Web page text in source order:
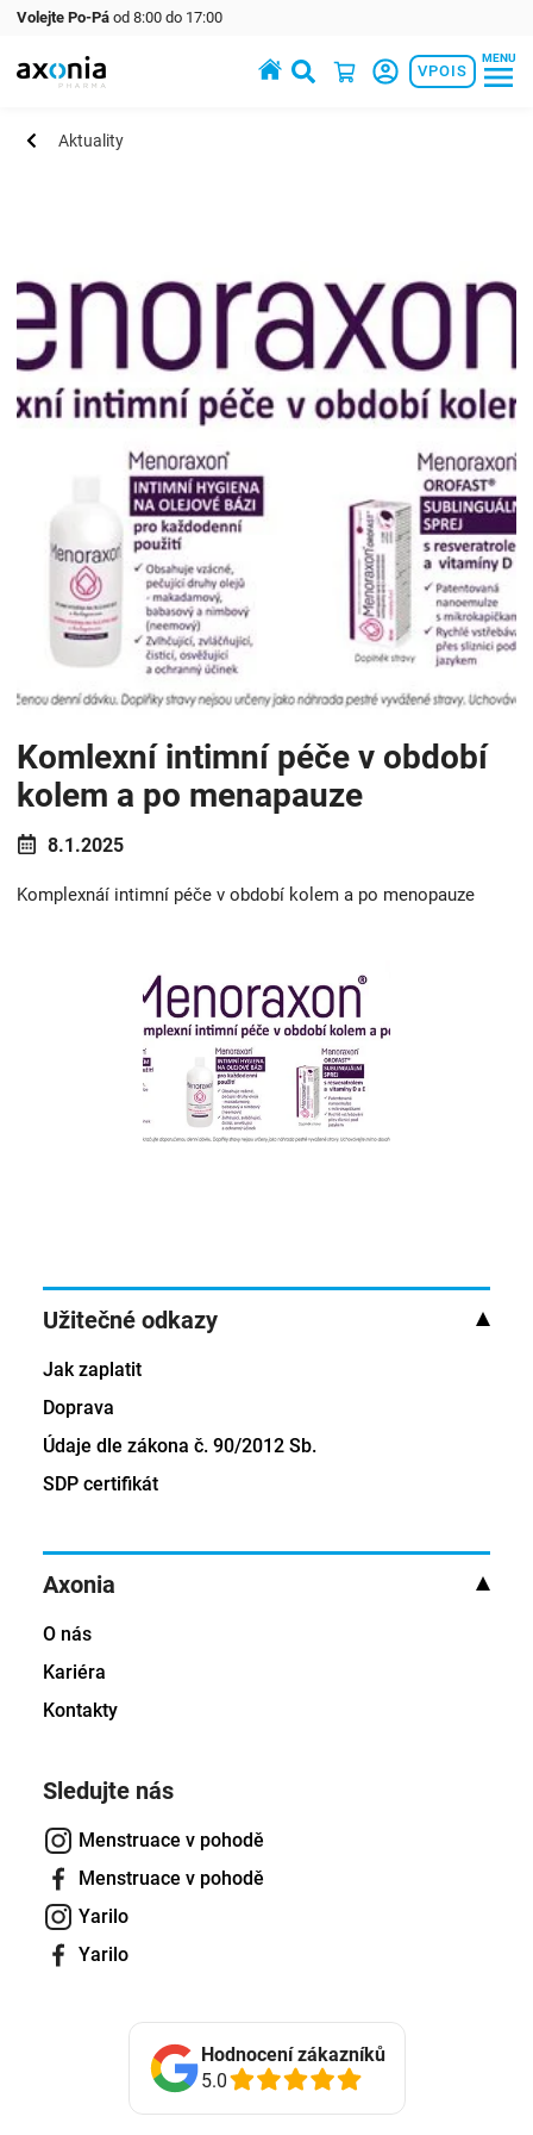
Volejte Po-Pá od 8:00 do 17:00
VPOIS
MENU
Aktuality
Komlexní intimní péče v období
kolem a po menapauze
8.1.2025
Komplexnáí intimní péče v období kolem a po menopauze
Axonia
O nás
Kariéra
Kontakty
Užitečné odkazy
Jak zaplatit
Doprava
Údaje dle zákona č. 90/2012 Sb.
SDP certifikát
Sledujte nás
Menstruace v pohodě
Menstruace v pohodě
Yarilo
Yarilo
Hodnocení zákazníků
5.0